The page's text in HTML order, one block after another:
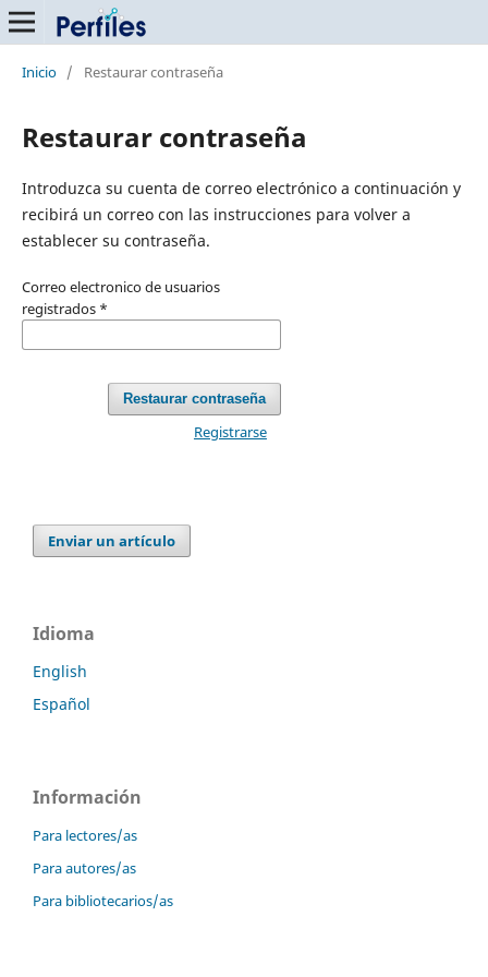
Inicio / Restaurar contraseña
Restaurar contraseña
Introduzca su cuenta de correo electrónico a continuación y
recibirá un correo con las instrucciones para volver a
establecer su contraseña.
Correo electronico de usuarios
registrados *
Restaurar contraseña
Registrarse
Enviar un artículo
Idioma
English
Español
Información
Para lectores/as
Para autores/as
Para bibliotecarios/as